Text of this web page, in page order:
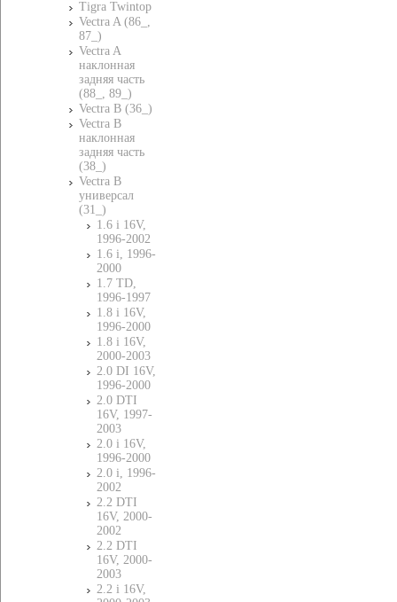
Tigra Twintop
Vectra A (86_,
87_)
Vectra A
наклонная
задняя часть
(88_, 89_)
Vectra B (36_)
Vectra B
наклонная
задняя часть
(38_)
Vectra B
универсал
(31_)
1.6 i 16V,
1996-2002
1.6 i, 1996-
2000
1.7 TD,
1996-1997
1.8 i 16V,
1996-2000
1.8 i 16V,
2000-2003
2.0 DI 16V,
1996-2000
2.0 DTI
16V, 1997-
2003
2.0 i 16V,
1996-2000
2.0 i, 1996-
2002
2.2 DTI
16V, 2000-
2002
2.2 DTI
16V, 2000-
2003
2.2 i 16V,